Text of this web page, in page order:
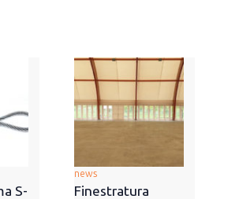
S-
news
Finestratura